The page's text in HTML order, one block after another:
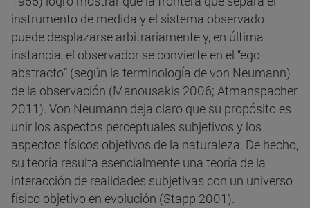
instrumento de medida y el sistema observado
puede desplazarse arbitrariamente y, en última
instancia, el observador se convierte en el “ego
abstracto” (según la terminología de von Neumann)
de la observación (Manousakis 2006; Atmanspacher
2011). Von Neumann deja claro que su propósito es
unir los aspectos perceptuales subjetivos y los
aspectos físicos objetivos de la naturaleza. De hecho,
su teoría resulta esencialmente una teoría de la
interacción de realidades subjetivas con un universo
físico objetivo en evolución (Stapp 2001).